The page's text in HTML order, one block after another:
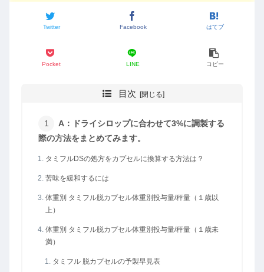
Twitter Facebook はてブ
Pocket LINE コピー
目次
A：ドライシロップに合わせて3%に調製する
際の方法をまとめてみます。
タミフルDSの処方をカプセルに換算する方法は？
苦味を緩和するには
体重別 タミフル脱カプセル体重別投与量/秤量（１歳以
上）
体重別 タミフル脱カプセル体重別投与量/秤量（１歳未
満）
タミフル 脱カプセルの予製早見表